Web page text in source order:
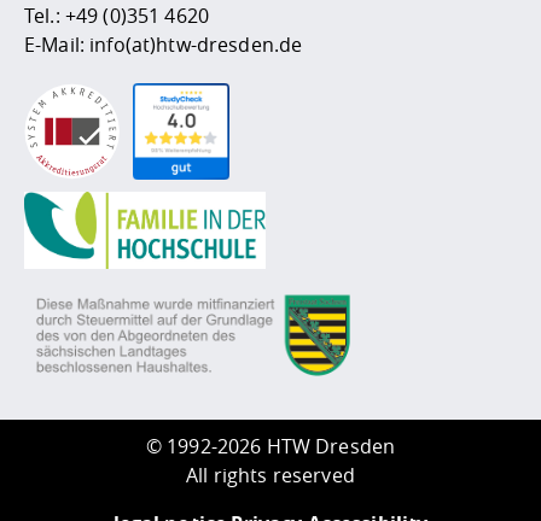
Tel.: +49 (0)351 4620
E-Mail: info(at)htw-dresden.de
© 1992-2026 HTW Dresden
All rights reserved